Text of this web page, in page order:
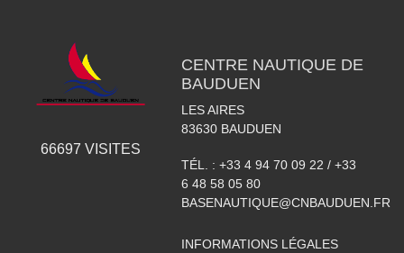
66697 VISITES
CENTRE NAUTIQUE DE
BAUDUEN
LES AIRES
83630 BAUDUEN
TÉL. : +33 4 94 70 09 22 / +33
6 48 58 05 80
BASENAUTIQUE@CNBAUDUEN.FR
INFORMATIONS LÉGALES